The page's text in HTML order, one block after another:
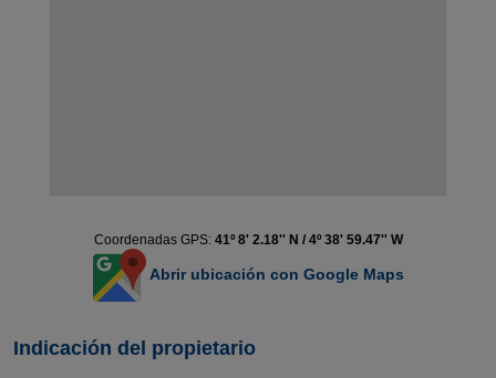
Coordenadas GPS: 41º 8' 2.18'' N / 4º 38' 59.47'' W
Abrir ubicación con Google Maps
Indicación del propietario